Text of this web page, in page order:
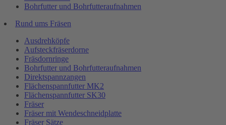
Bohrfutter und Bohrfutteraufnahmen
Rund ums Fräsen
Ausdrehköpfe
Aufsteckfräserdorne
Fräsdornringe
Bohrfutter und Bohrfutteraufnahmen
Direktspannzangen
Flächenspannfutter MK2
Flächenspannfutter SK30
Fräser
Fräser mit Wendeschneidplatte
Fräser Sätze